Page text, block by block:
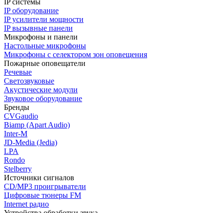
IP системы
IP оборудование
IP усилители мощности
IP вызывные панели
Микрофоны и панели
Настольные микрофоны
Микрофоны с селектором зон оповещения
Пожарные оповещатели
Речевые
Светозвуковые
Акустические модули
Звуковое оборудование
Бренды
CVGaudio
Biamp (Apart Audio)
Inter-M
JD-Media (Jedia)
LPA
Rondo
Stelberry
Источники сигналов
CD/MP3 проигрыватели
Цифровые тюнеры FM
Internet радио